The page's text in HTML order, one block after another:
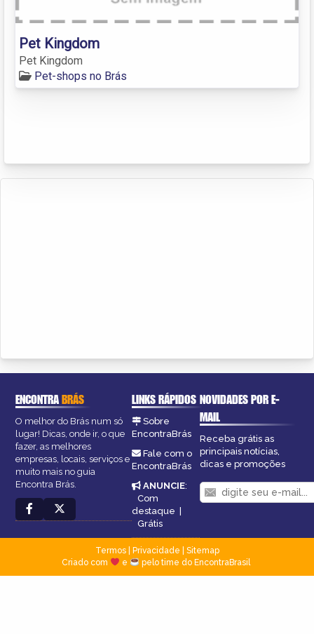
Pet Kingdom
Pet Kingdom
Pet-shops no Brás
ENCONTRABRÁS
O melhor do Brás num só
lugar! Dicas, onde ir, o que
fazer, as melhores
empresas, locais, serviços e
muito mais no guia
Encontra Brás.
LINKS RÁPIDOS
Sobre
EncontraBrás
Fale com o
EncontraBrás
ANUNCIE:
Com
destaque |
Grátis
NOVIDADES POR E-
MAIL
Receba grátis as
principais notícias,
dicas e promoções
Termos| Privacidade
Sitemap
Criado com
e pelo time do EncontraBrasil